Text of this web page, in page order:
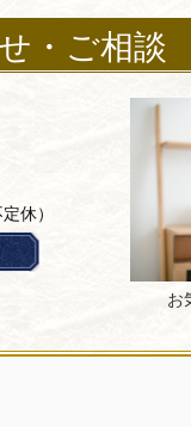
・ご相談
お
休）